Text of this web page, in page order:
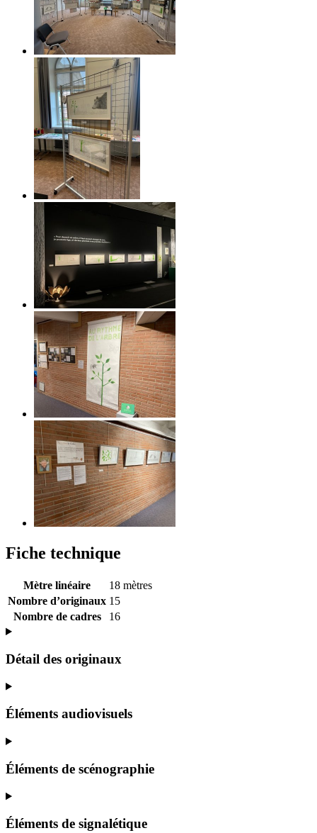
Fiche technique
Mètre linéaire
18 mètres
Nombre d’originaux 15
Nombre de cadres
16
Détail des originaux
Éléments audiovisuels
Éléments de scénographie
Éléments de signalétique